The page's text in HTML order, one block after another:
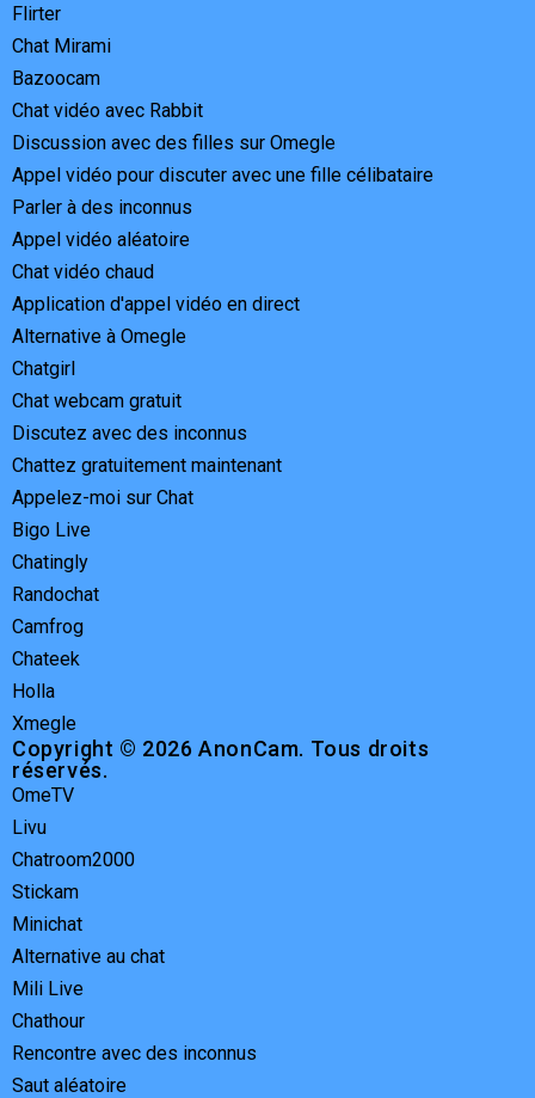
Flirter
Chat Mirami
Bazoocam
Chat vidéo avec Rabbit
Discussion avec des filles sur Omegle
Appel vidéo pour discuter avec une fille célibataire
Parler à des inconnus
Appel vidéo aléatoire
Chat vidéo chaud
Application d'appel vidéo en direct
Alternative à Omegle
Chatgirl
Chat webcam gratuit
Discutez avec des inconnus
Chattez gratuitement maintenant
Appelez-moi sur Chat
Bigo Live
Chatingly
Randochat
Camfrog
Chateek
Holla
Xmegle
Copyright © 2026 AnonCam. Tous droits
réservés.
OmeTV
Livu
Chatroom2000
Stickam
Minichat
Alternative au chat
Mili Live
Chathour
Rencontre avec des inconnus
Saut aléatoire